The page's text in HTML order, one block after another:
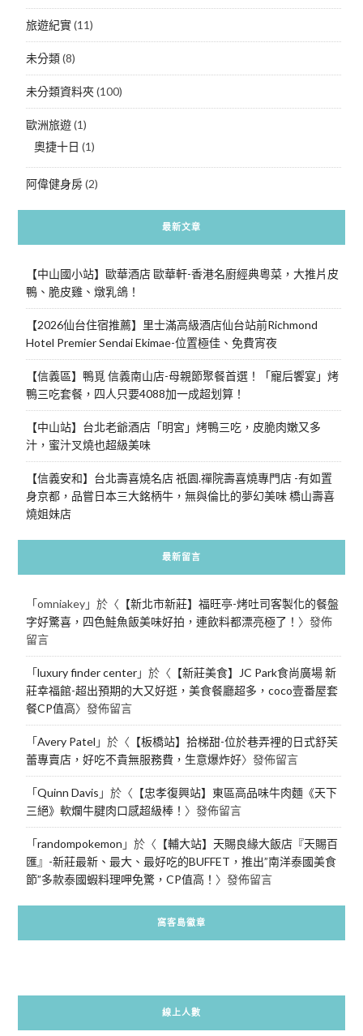
旅遊紀實(11)
未分類(8)
未分類資料夾(100)
歐洲旅遊(1)
奧捷十日 (1)
阿偉健身房(2)
最新文章
【中山國小站】歐華酒店 歐華軒-香港名廚經典粵菜，大推片皮
鴨、脆皮雞、燉乳鴿！
【2026仙台住宿推薦】里士滿高級酒店仙台站前Richmond
Hotel Premier Sendai Ekimae-位置極佳、免費宵夜
【信義區】鴨覓 信義南山店-母親節聚餐首選！「寵后饗宴」烤
鴨三吃套餐，四人只要4088加一成超划算！
【中山站】台北老爺酒店「明宮」烤鴨三吃，皮脆肉嫩又多
汁，蜜汁叉燒也超級美味
【信義安和】台北壽喜燒名店 祇園.禪院壽喜燒專門店 -有如置
身京都，品嘗日本三大銘柄牛，無與倫比的夢幻美味 橋山壽喜
燒姐妹店
最新留言
「omniakey」於〈 【新北市新莊】福旺亭-烤吐司客製化的餐盤
字好驚喜，四色鮭魚飯美味好拍，連飲料都漂亮極了！ 〉發佈
留言
「luxury finder center」於〈 【新莊美食】JC Park食尚廣場 新
莊幸福館-超出預期的大又好逛，美食餐廳超多，coco壹番屋套
餐CP值高〉發佈留言
「Avery Patel 」於〈 【板橋站】拾梯甜-位於巷弄裡的日式舒芙
蕾專賣店，好吃不貴無服務費，生意爆炸好〉發佈留言
「Quinn Davis 」於〈 【忠孝復興站】東區高品味牛肉麵《天下
三絕》軟爛牛腱肉口感超級棒！ 〉發佈留言
「randompokemon 」於〈 【輔大站】天賜良緣大飯店『天賜百
匯』-新莊最新、最大、最好吃的BUFFET，推出”南洋泰國美食
節”多款泰國蝦料理呷免驚，CP值高！ 〉發佈留言
窩客島徽章
線上人數